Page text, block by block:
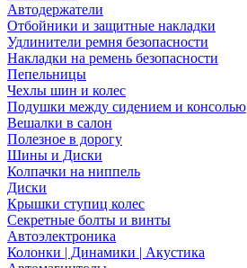
Автодержатели
Отбойники и защитные накладки
Удлинители ремня безопасности
Накладки на ремень безопасности
Пепельницы
Чехлы шин и колес
Подушки между сидением и консолью
Вешалки в салон
Полезное в дорогу
Шины и Диски
Колпачки на ниппель
Диски
Крышки ступиц колес
Секретные болты и винты
Автоэлектроника
Колонки | Динамики | Акустика